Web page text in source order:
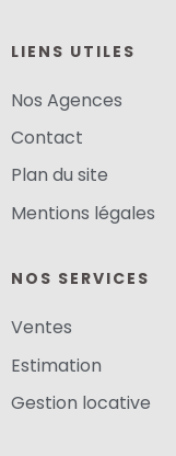
LIENS UTILES
Nos Agences
Contact
Plan du site
Mentions légales
NOS SERVICES
Ventes
Estimation
Gestion locative